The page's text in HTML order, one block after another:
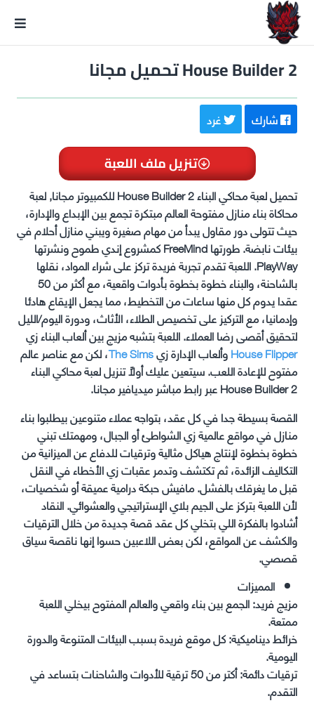
House Builder 2 تحميل مجانا
شارك غرد
تنزيل ملف اللعبة
تحميل لعبة محاكي البناء House Builder 2 للكمبيوتر مجانا, لعبة
محاكاة بناء منازل مفتوحة العالم مبتكرة تجمع بين الإبداع والإدارة،
حيث تتولى دور مقاول يبدأ من مهام صغيرة ويبني منازل أحلام في
بيئات نابضة. طورتها FreeMind كمشروع إندي طموح ونشرتها
PlayWay. اللعبة تقدم تجربة فريدة تركز على شراء المواد، نقلها
بالشاحنة، والبناء خطوة بخطوة بأدوات واقعية، مع أكثر من 50
عقدا يدوم كل منها ساعات من التخطيط، مما يجعل الإيقاع هادئا
وإدمانيا، مع التركيز على تخصيص الطلاء، الأثاث، ودورة اليوم/الليل
لتحقيق أقصى رضا العملاء. اللعبة بتشبه مزيج بين ألعاب البناء زي
House Flipperوألعاب الإدارة زيThe Sims، لكن مع عناصر عالم
مفتوح للإعادة اللعب. سيتعين عليك أولاً تنزيل لعبة محاكي البناء
House Builder 2 عبر رابط مباشر ميديافير مجانا.
القصة بسيطة جدا في كل عقد، بتواجه عملاء متنوعين بيطلبوا بناء
منازل في مواقع عالمية زي الشواطئ أو الجبال، ومهمتك تبني
خطوة بخطوة لإنتاج هياكل مثالية وترقيات للدفاع عن الميزانية من
التكاليف الزائدة، ثم تكتشف وتدمر عقبات زي الأخطاء في النقل
قبل ما يغرقك بالفشل. مافيش حبكة درامية عميقة أو شخصيات،
لأن اللعبة بتركز على الجيم بلاي الإستراتيجي والعشوائي. النقاد
أشادوا بالفكرة اللي بتخلي كل عقد قصة جديدة من خلال الترقيات
والكشف عن المواقع، لكن بعض اللاعبين حسوا إنها ناقصة سياق
قصصي.
المميزات
مزيج فريد: الجمع بين بناء واقعي والعالم المفتوح بيخلي اللعبة
ممتعة.
خرائط ديناميكية: كل موقع فريدة بسبب البيئات المتنوعة والدورة
اليومية.
ترقيات دائمة: أكتر من 50 ترقية للأدوات والشاحنات بتساعد في
التقدم.